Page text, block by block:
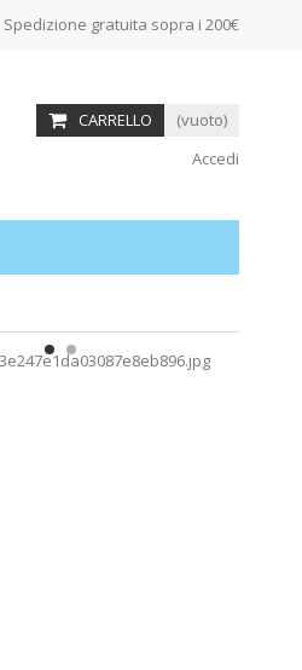
Spedizione gratuita sopra i 200€
CARRELLO
(vuoto)
Accedi